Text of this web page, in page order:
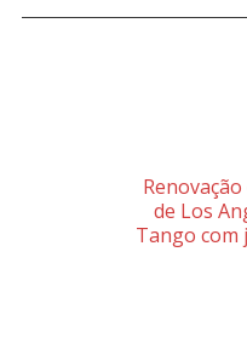
de Los
Tango com